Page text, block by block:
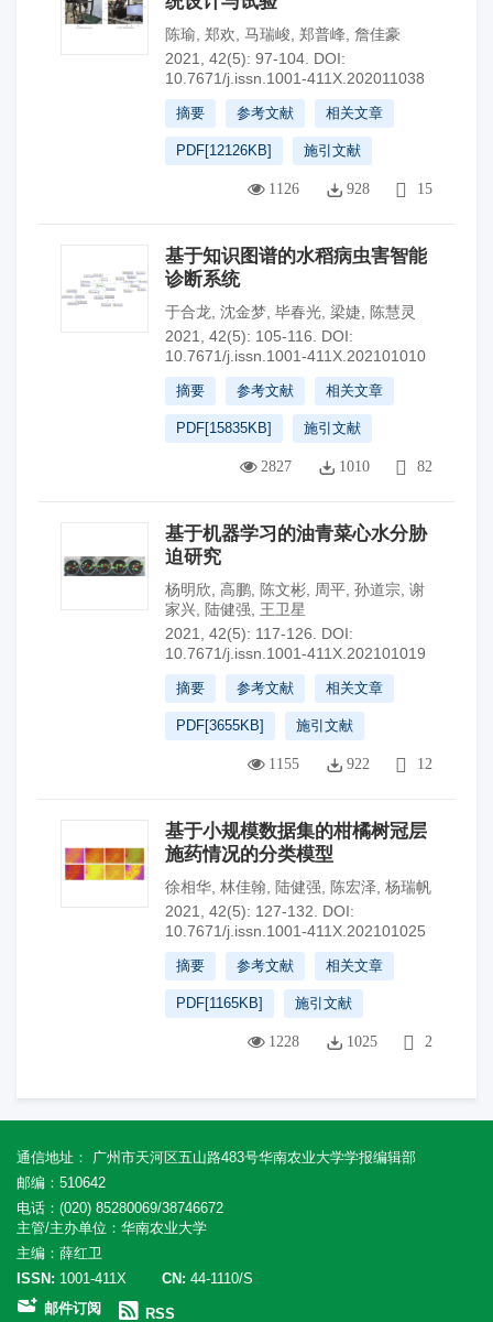
陈瑜 郑欢 马瑞峻 郑普峰 詹佳豪
2021, 42(5): 97-104. DOI:
10.7671/j.issn.1001-411X.202011038
摘要 参考文献 相关文章
PDF[12126KB] 施引文献
1126 928 15
基于知识图谱的水稻病虫害智能
诊断系统
于合龙 沈金梦 毕春光 梁婕
陈慧灵
2021, 42(5): 105-116.
DOI:
10.7671/j.issn.1001-411X.202101010
摘要 参考文献 相关文章
PDF[15835KB] 施引文献
2827 1010 82
基于机器学习的油青菜心水分胁
迫研究
杨明欣 高鹏 陈文彬 周平 孙道宗 谢
家兴
陆健强
王卫星
2021, 42(5): 117-126.
DOI:
10.7671/j.issn.1001-411X.202101019
摘要 参考文献 相关文章
PDF[3655KB] 施引文献
1155 922 12
基于小规模数据集的柑橘树冠层
施药情况的分类模型
徐相华 林佳翰 陆健强 陈宏泽 杨瑞帆
2021, 42(5): 127-132.
DOI:
10.7671/j.issn.1001-411X.202101025
摘要 参考文献 相关文章
PDF[1165KB] 施引文献
1228 1025 2
通信地址： 广州市天河区五山路483号华南农业大学学报编辑部
邮编：510642
电话：(020) 85280069/38746672
主管/主办单位：华南农业大学
主编：薛红卫
ISSN: 1001-411X CN: 44-1110/S
邮件订阅
RSS